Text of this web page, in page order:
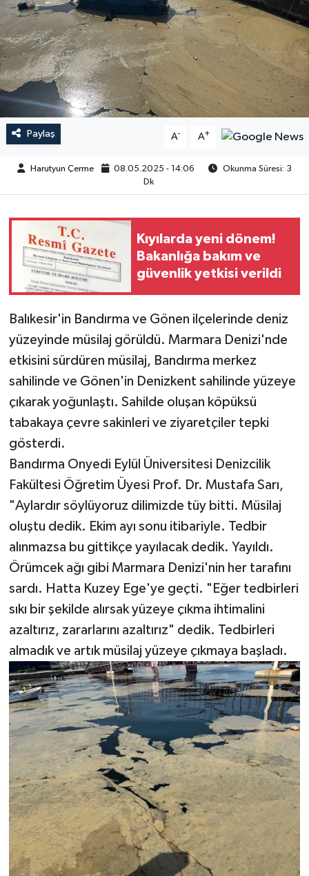
Paylaş A- A+
Harutyun Çerme 08.05.2025 - 14:06
Okunma Süresi: 3
Dk
Kıyılarda yeni dönem!
Bakanlığa bakım ve
güvenlik yetkisi verildi
Balıkesir'in Bandırma ve Gönen ilçelerinde deniz
yüzeyinde müsilaj görüldü. Marmara Denizi'nde
etkisini sürdüren müsilaj, Bandırma merkez
sahilinde ve Gönen'in Denizkent sahilinde yüzeye
çıkarak yoğunlaştı. Sahilde oluşan köpüksü
tabakaya çevre sakinleri ve ziyaretçiler tepki
gösterdi.
Bandırma Onyedi Eylül Üniversitesi Denizcilik
Fakültesi Öğretim Üyesi Prof. Dr. Mustafa Sarı,
"Aylardır söylüyoruz dilimizde tüy bitti. Müsilaj
oluştu dedik. Ekim ayı sonu itibariyle. Tedbir
alınmazsa bu gittikçe yayılacak dedik. Yayıldı.
Örümcek ağı gibi Marmara Denizi'nin her tarafını
sardı. Hatta Kuzey Ege'ye geçti. "Eğer tedbirleri
sıkı bir şekilde alırsak yüzeye çıkma ihtimalini
azaltırız, zararlarını azaltırız" dedik. Tedbirleri
almadık ve artık müsilaj yüzeye çıkmaya başladı.